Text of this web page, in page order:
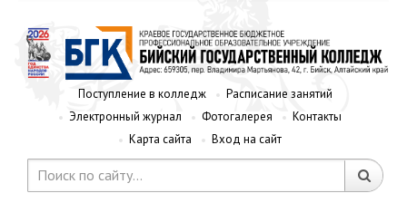
Поступление в колледж
Расписание занятий
Электронный журнал
Фотогалерея
Контакты
Карта сайта
Вход на сайт